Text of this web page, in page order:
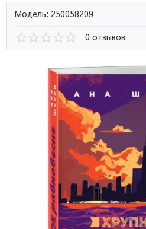
Модель: 250058209
0 отзывов